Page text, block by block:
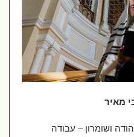
ושומרון – עבודה